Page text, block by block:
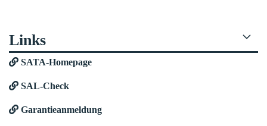
Links
SATA-Homepage
SAL-Check
Garantieanmeldung